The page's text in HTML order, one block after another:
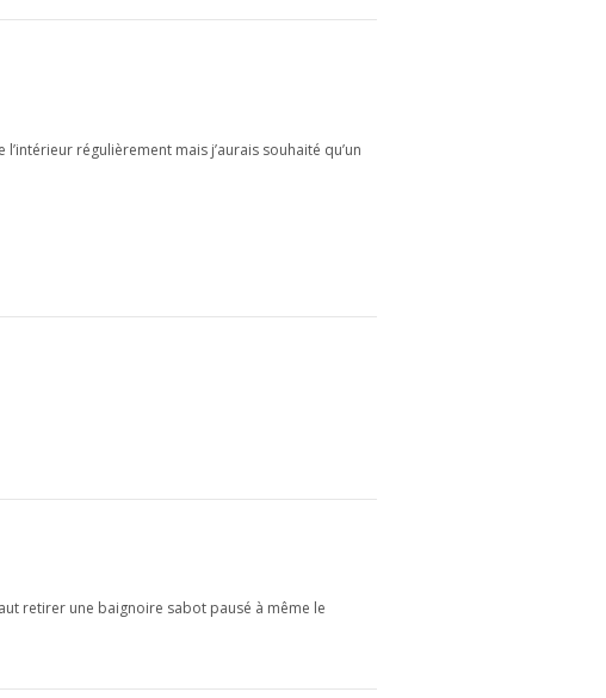
régulièrement mais j’aurais souhaité qu’un
retirer une baignoire sabot pausé à même le